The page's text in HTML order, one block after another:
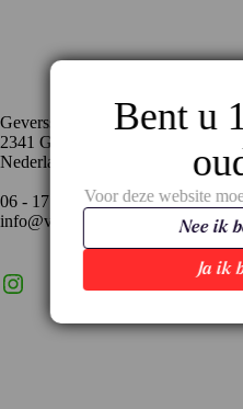
Geversstraat 35
2341 GA Oegstgeest
Nederland
06 - 17 59 02 94
info@vinopronto.nl
InstagramLinkedIn
Bent u
Voor deze website
Ja ik
Nee ik